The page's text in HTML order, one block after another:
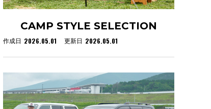
CAMP STYLE SELECTION
作成日 2026.05.01 更新日 2026.05.01